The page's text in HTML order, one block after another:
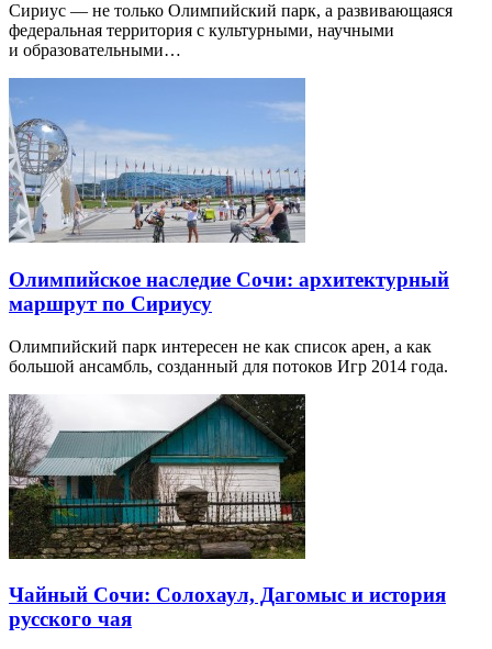
Сириус — не только Олимпийский парк, а развивающаяся
федеральная территория с культурными, научными
и образовательными…
Олимпийское наследие Сочи: архитектурный
маршрут по Сириусу
Олимпийский парк интересен не как список арен, а как
большой ансамбль, созданный для потоков Игр 2014 года.
Чайный Сочи: Солохаул, Дагомыс и история
русского чая